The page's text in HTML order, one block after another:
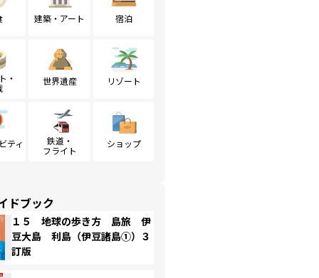
建築・アート 宿泊
・
世界遺産 リゾート
ティ
鉄道・
フライト
ショップ
ドブック
１５ 地球の歩き方 島旅 伊
豆大島 利島（伊豆諸島①）３
訂版